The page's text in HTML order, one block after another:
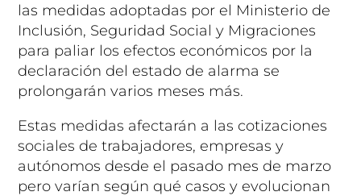
las medidas adoptadas por el Ministerio de
Inclusión, Seguridad Social y Migraciones
para paliar los efectos económicos por la
declaración del estado de alarma se
prolongarán varios meses más.
Estas medidas afectarán a las cotizaciones
sociales de trabajadores, empresas y
autónomos desde el pasado mes de marzo
pero varían según qué casos y evolucionan